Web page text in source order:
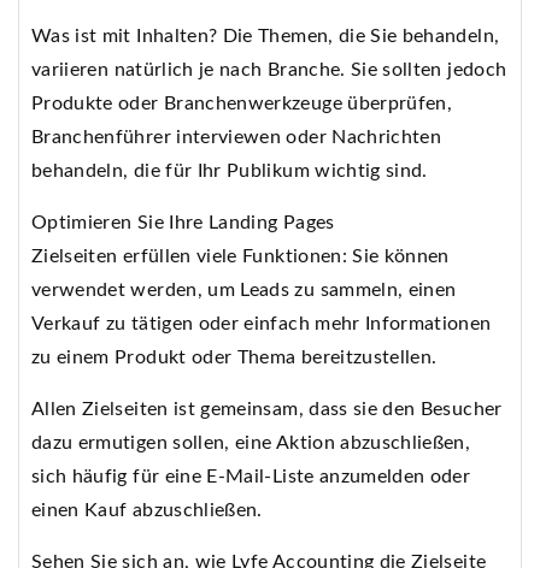
Was ist mit Inhalten? Die Themen, die Sie behandeln,
variieren natürlich je nach Branche. Sie sollten jedoch
Produkte oder Branchenwerkzeuge überprüfen,
Branchenführer interviewen oder Nachrichten
behandeln, die für Ihr Publikum wichtig sind.
Optimieren Sie Ihre Landing Pages
Zielseiten erfüllen viele Funktionen: Sie können
verwendet werden, um Leads zu sammeln, einen
Verkauf zu tätigen oder einfach mehr Informationen
zu einem Produkt oder Thema bereitzustellen.
Allen Zielseiten ist gemeinsam, dass sie den Besucher
dazu ermutigen sollen, eine Aktion abzuschließen,
sich häufig für eine E-Mail-Liste anzumelden oder
einen Kauf abzuschließen.
Sehen Sie sich an, wie Lyfe Accounting die Zielseite